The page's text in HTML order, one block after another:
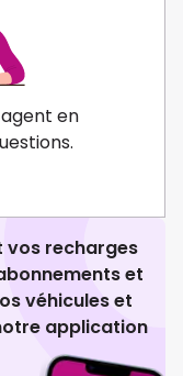
en
vos recharges
et
véhicules et
application